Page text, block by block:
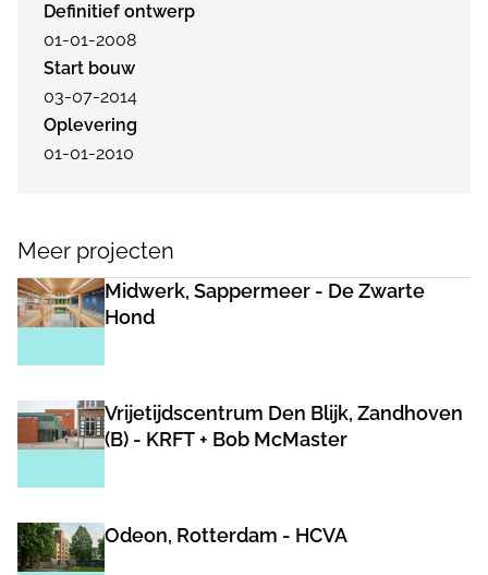
Definitief ontwerp
01-01-2008
Start bouw
03-07-2014
Oplevering
01-01-2010
Meer projecten
Midwerk, Sappermeer - De Zwarte
Hond
Vrijetijdscentrum Den Blijk, Zandhoven
(B) - KRFT + Bob McMaster
Odeon, Rotterdam - HCVA